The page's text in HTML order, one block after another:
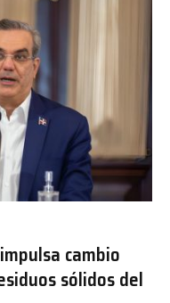
cambio
sólidos del